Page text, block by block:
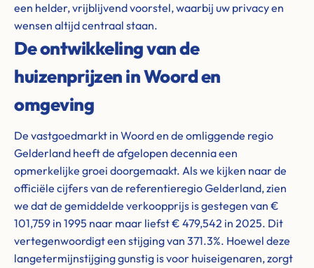
een helder, vrijblijvend voorstel, waarbij uw privacy en
wensen altijd centraal staan.
De ontwikkeling van de
huizenprijzen in Woord en
omgeving
De vastgoedmarkt in Woord en de omliggende regio
Gelderland heeft de afgelopen decennia een
opmerkelijke groei doorgemaakt. Als we kijken naar de
officiële cijfers van de referentieregio Gelderland, zien
we dat de gemiddelde verkoopprijs is gestegen van €
101,759 in 1995 naar maar liefst € 479,542 in 2025. Dit
vertegenwoordigt een stijging van 371.3%. Hoewel deze
langetermijnstijging gunstig is voor huiseigenaren, zorgt